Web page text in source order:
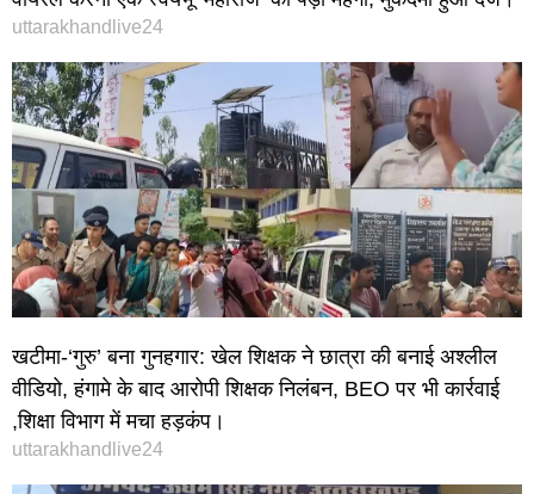
uttarakhandlive24
खटीमा-‘गुरु’ बना गुनहगार: खेल शिक्षक ने छात्रा की बनाई अश्लील
वीडियो, हंगामे के बाद आरोपी शिक्षक निलंबन, BEO पर भी कार्रवाई
,शिक्षा विभाग में मचा हड़कंप।
uttarakhandlive24